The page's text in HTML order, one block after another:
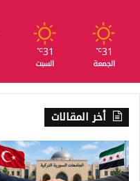
31
℃
الجمعة
31
℃
السبت
أخر المقالات